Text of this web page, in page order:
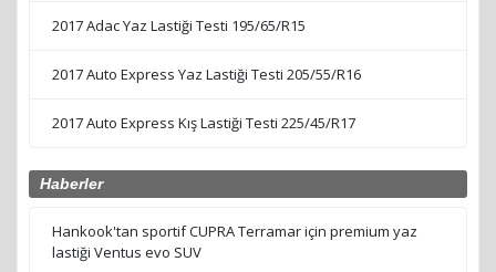
2017 Adac Yaz Lastiği Testi 195/65/R15
2017 Auto Express Yaz Lastiği Testi 205/55/R16
2017 Auto Express Kış Lastiği Testi 225/45/R17
Haberler
Hankook'tan sportif CUPRA Terramar için premium yaz
lastiği Ventus evo SUV